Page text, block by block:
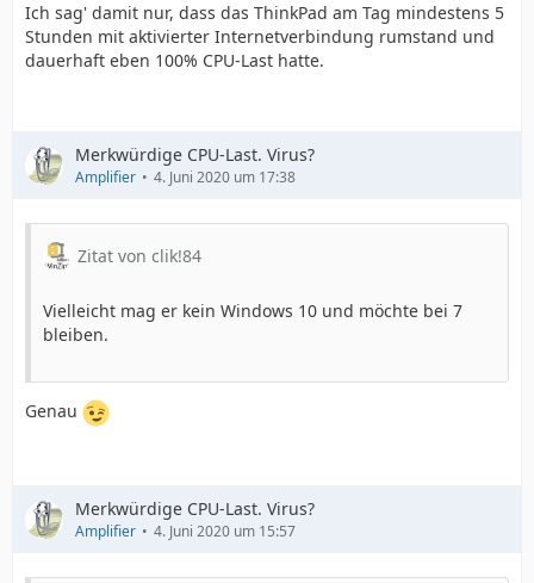
Ich sag' damit nur, dass das ThinkPad am Tag mindestens 5
Stunden mit aktivierter Internetverbindung rumstand und
dauerhaft eben 100% CPU-Last hatte.
Merkwürdige CPU-Last. Virus?
Amplifier 4. Juni 2020 um 17:38
Zitat von clik!84
Vielleicht mag er kein Windows 10 und möchte bei 7
bleiben.
Genau
Merkwürdige CPU-Last. Virus?
Amplifier 4. Juni 2020 um 15:57